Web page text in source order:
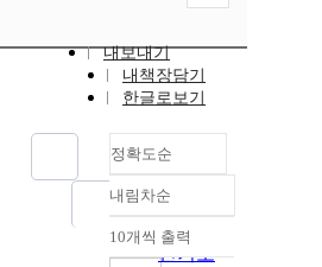
내보내기
내책장담기
한글로보기
정확도순
정확도
순
인기도
내림차순
내림차순
10개씩 출력